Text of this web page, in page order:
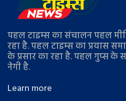
पहल टाइम्स का संचालन पहल
रहा है. पहल टाइम्स का प्रयास
के प्रसार का रहा है. पहल गुप्स के
नेगी है.
Learn more